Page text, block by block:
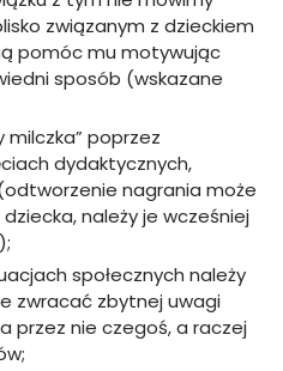
związanym z dzieckiem
pomóc mu motywując
sposób (wskazane
milczka” poprzez
dydaktycznych,
nagrania może
należy je wcześniej
społecznych należy
zwracać zbytnej uwagi
przez nie czegoś, a raczej